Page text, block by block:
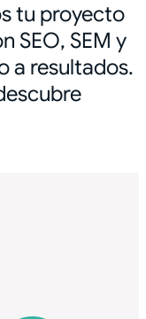
tu proyecto
SEO, SEM y
a resultados.